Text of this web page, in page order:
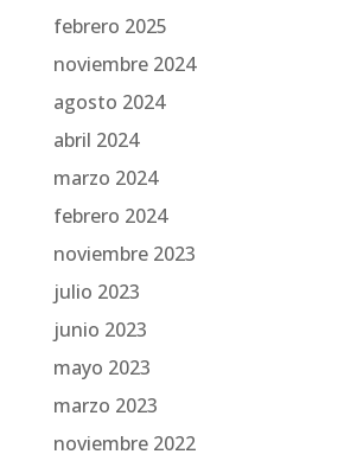
febrero 2025
noviembre 2024
agosto 2024
abril 2024
marzo 2024
febrero 2024
noviembre 2023
julio 2023
junio 2023
mayo 2023
marzo 2023
noviembre 2022